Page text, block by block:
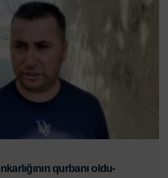
qurbanı oldu-